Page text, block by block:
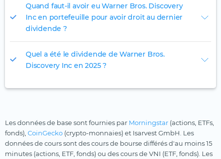
Quand faut-il avoir eu Warner Bros. Discovery
Inc en portefeuille pour avoir droit au dernier
dividende ?
Quel a été le dividende de Warner Bros.
Discovery Inc en 2025 ?
Les données de base sont fournies par Morningstar (actions, ETFs,
fonds), CoinGecko (crypto-monnaies) et Isarvest GmbH. Les
données de cours sont des cours de bourse différés d'au moins 15
minutes (actions, ETF, fonds) ou des cours de VNI (ETF, fonds). Les